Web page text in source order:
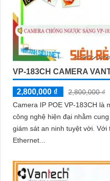
VP-183CH CAMERA
2,800,000 ₫
2,800,000 ₫
Camera IP POE VP-183CH là
công nghệ hiện đại nhằm
giám sát an ninh tuyệt vời. Với tính năng Power over
Ethernet...